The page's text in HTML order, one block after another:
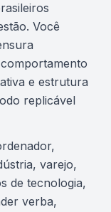
Você
e estrutura
replicável
varejo,
de tecnologia,
verba,